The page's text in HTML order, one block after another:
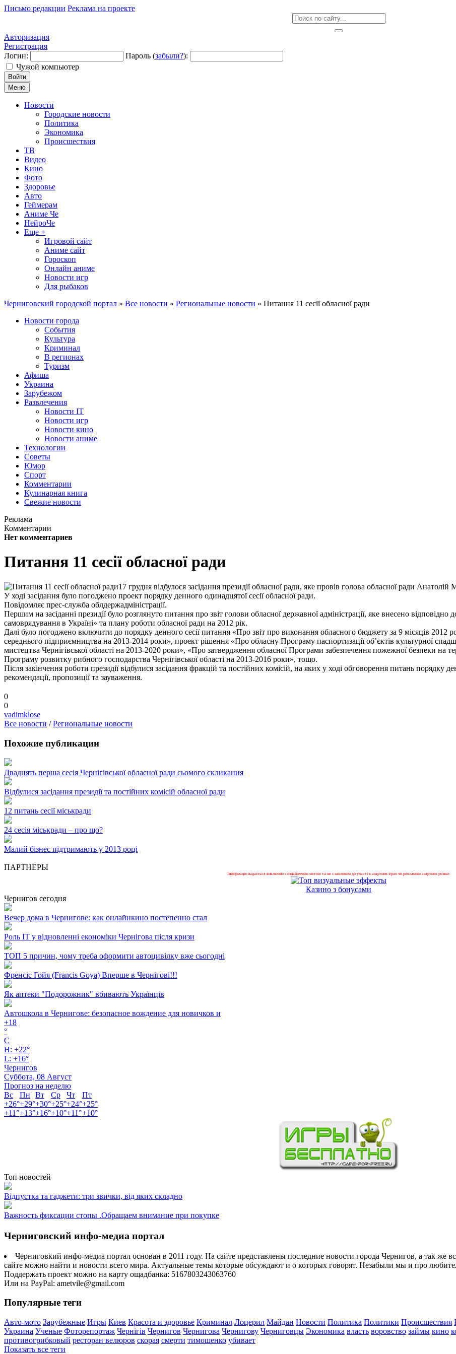
Письмо редакции Реклама на проекте
Авторизация
Регистрация
Логин:
Пароль (забыли?):
Чужой компьютер
Войти
Меню
Новости
Городские новости
Политика
Экономика
Происшествия
ТВ
Видео
Кино
Фото
Здоровье
Авто
Геймерам
Аниме Че
НейроЧе
Еще +
Игровой сайт
Аниме сайт
Гороскоп
Онлайн аниме
Новости игр
Для рыбаков
Черниговский городской портал » Все новости » Региональные новости » Питання 11 сесії обласної ради
Новости города
События
Культура
Криминал
В регионах
Туризм
Афиша
Украина
Зарубежом
Развлечения
Новости IT
Новости игр
Новости кино
Новости аниме
Технологии
Советы
Юмор
Спорт
Комментарии
Кулинарная книга
Свежие новости
Реклама
Комментарии
Нет комментариев
Питання 11 сесії обласної ради
17 грудня відбулося засідання президії обласної ради, яке провів голова обласної ради Анатолій
У ході засідання було погоджено проект порядку денного одинадцятої сесії обласної ради.
Повідомляє прес-служба облдержадміністрації.
Першим на засіданні президії було розглянуто питання про звіт голови обласної державної адміністрації, яке внесено
самоврядування в Україні» та плану роботи обласної ради на 2012 рік.
Далі було погоджено включити до порядку денного сесії питання «Про звіт про виконання обласного бюджету за 9 місяців 2012
середнього підприємництва на 2013-2014 роки», проект рішення «Про обласну Програму паспортизації об’єктів культурної
мистецтва Чернігівської області на 2013-2020 роки», «Про затвердження обласної Програми забезпечення пожежної безпеки на
Програму розвитку рибного господарства Чернігівської області на 2013-2016 роки», тощо.
Після закінчення роботи президії відбулися засідання фракцій та постійних комісій, на яких у ході обговорення питань порядку
рекомендації, пропозиції та зауваження.
0
0
vadimklose
Все новости /Региональные новости
Похожие публикации
Двадцять перша сесія Чернігівської обласної ради сьомого скликання
Відбулися засідання президії та постійних комісій обласної ради
12 питань сесії міськради
24 сесія міськради – про що?
Малий бізнес підтримають у 2013 році
ПАРТНЕРЫ
Інформація надається виключно з ознайомчою метою та не є закликом до участі в азартних іграх чи рекламою азартних розваг.
Казино з бонусами
Чернигов сегодня
Вечер дома в Чернигове: как онлайнкино постепенно стал
Роль ІТ у відновленні економіки Чернігова після кризи
ТОП 5 причин, чому треба оформити автоцивілку вже сьогодні
Френсіс Гойя (Francis Goya) Вперше в Чернігові!!!
Як аптеки "Подорожник" вбивають Українців
Автошкола в Чернигове: безопасное вождение для новичков и
+18
°
C
H: +22°
L: +16°
Чернигов
Суббота, 08 Август
Прогноз на неделю
Вс
Пн Вт Ср Чт
Пт
+26°+29°+30°+25°+24°+25°
+11°+13°+16°+10°+11°+10°
Топ новостей
Відпустка та гаджети: три звички, від яких складно
Важность фиксации стопы .Обращаем внимание при покупке
Черниговский инфо-медиа портал
Черниговкий инфо-медиа портал основан в 2011 году. На сайте представлены последние новости города Чернигов, а так же
сайте можно найти и новости всего мира. Актуальные темы которые обсуждают и о которых говорят. Незабыли мы и про
Поддержать проект можно на карту ощадбанка: 5167803243063760
Или на PayPal: ametvile@gmail.com
Популярные теги
Авто-мото Зарубежные Игры Киев Красота и здоровье Криминал Лоцерил Майдан Новости Политика Политики Происшествия
Украина Ученые Фоторепортаж Чернігів Чернигов Чернигова Чернигову Черниговцы Экономика власть воровство займы кино
противогрибковый ресторан велюров скорая смерти тимошенко убивает
Показать все теги